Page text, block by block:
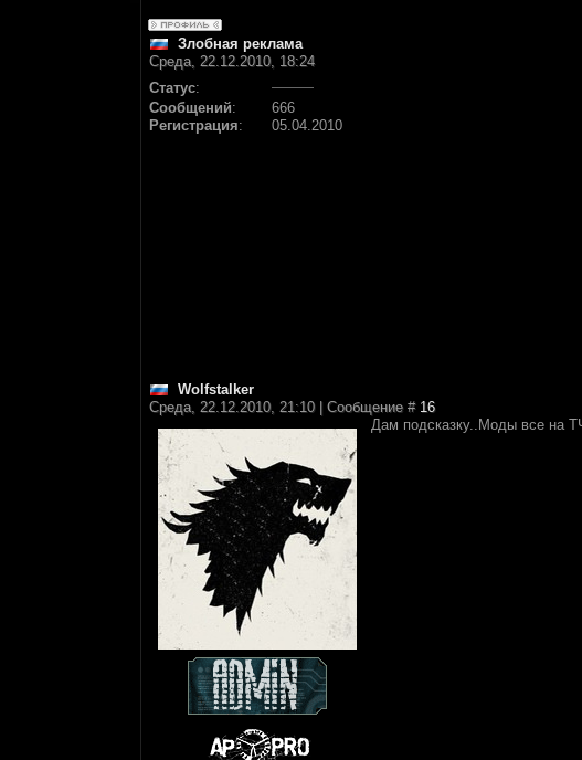
Злобная реклама
Среда, 22.12.2010, 18:24
Статус:
Сообщений:
666
Регистрация: 05.04.2010
Wolfstalker
Среда, 22.12.2010, 21:10 | Сообщение # 16
Дам подсказку..Моды все на